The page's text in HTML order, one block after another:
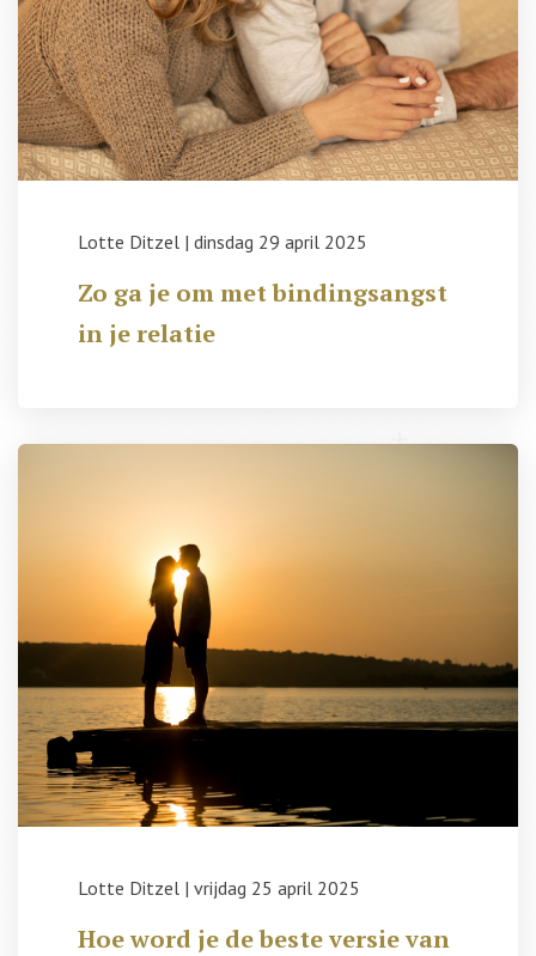
Lotte Ditzel | dinsdag 29 april 2025
Zo ga je om met bindingsangst
in je relatie
Lotte Ditzel | vrijdag 25 april 2025
Hoe word je de beste versie van